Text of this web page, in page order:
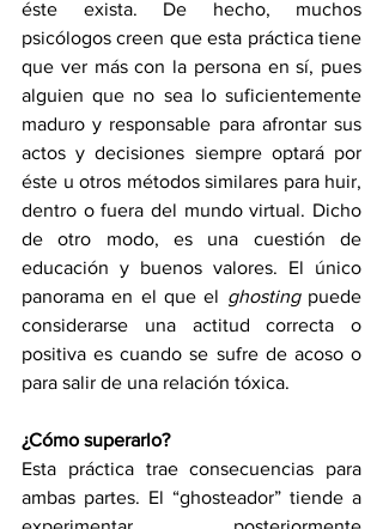
éste exista. De hecho, muchos
psicólogos creen que esta práctica tiene
que ver más con la persona en sí, pues
alguien que no sea lo suficientemente
maduro y responsable para afrontar sus
actos y decisiones siempre optará por
éste u otros métodos similares para huir,
dentro o fuera del mundo virtual. Dicho
de otro modo, es una cuestión de
educación y buenos valores. El único
panorama en el que el ghosting puede
considerarse una actitud correcta o
positiva es cuando se sufre de acoso o
para salir de una relación tóxica.
¿Cómo superarlo?
Esta práctica trae consecuencias para
ambas partes. El “ghosteador” tiende a